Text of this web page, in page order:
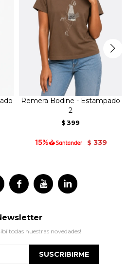
Remera Bodine - Estampado
2
$ 399
$ 339
  
todas nuestras novedades!
SUSCRIBIRME